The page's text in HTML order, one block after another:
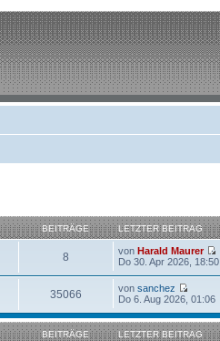
BEITRÄGE LETZTER BEITRAG
8 vonHarald Maurer
Do 30. Apr 2026, 18:50
35066 vonsanchez
Do 6. Aug 2026, 01:06
BEITRÄGE LETZTER BEITRAG